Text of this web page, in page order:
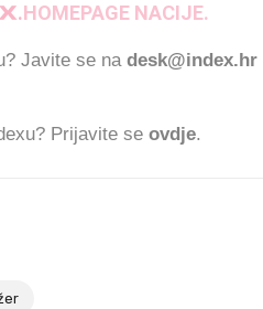
.HOMEPAGE NACIJE.
Javite se na desk@index.hr
Prijavite se ovdje.